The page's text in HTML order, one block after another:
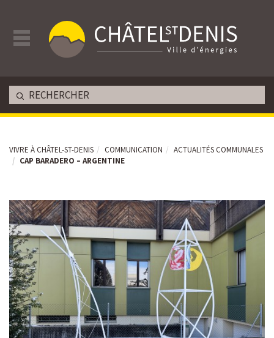
VIVRE À CHÂTEL-ST-DENIS COMMUNICATION
ACTUALITÉS COMMUNALES
CAP BARADERO – ARGENTINE